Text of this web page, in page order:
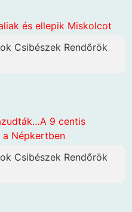
és ellepik Miskolcot
Csibészek Rendőrök
9 centis
Népkertben
Csibészek Rendőrök